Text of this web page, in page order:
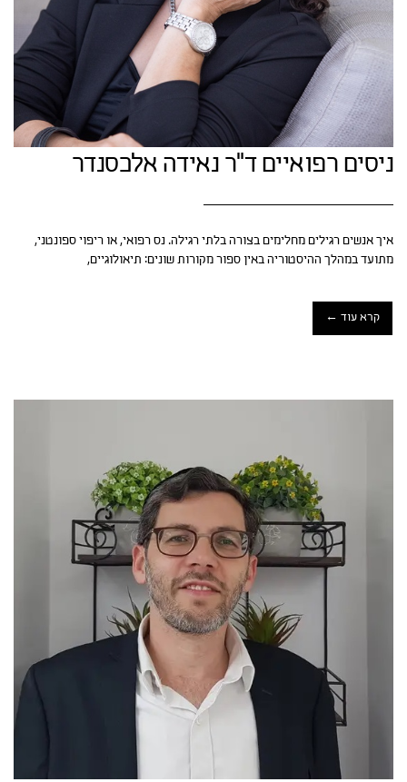
ניסים רפואיים ד"ר נאידה אלכסנדר
איך אנשים רגילים מחלימים בצורה בלתי רגילה. נס רפואי, או ריפוי ספונטני,
מתועד במהלך ההיסטוריה באין ספור מקורות שונים: תיאולוגיים,
קרא עוד ←